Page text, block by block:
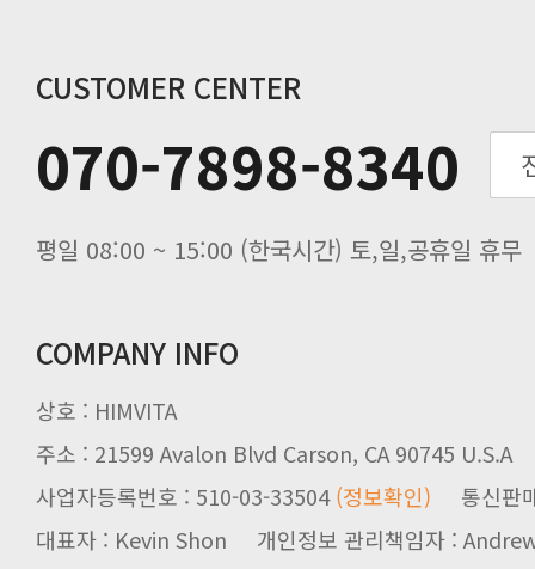
추수감사절 배송안내
추석기간 배송안내
노동절(9월3일) 배송업무 안내
입금 고객님을 찾습니다.
CUSTOMER CENTER
070-7898-8340
평일 08:00 ~ 15:00 (한국시간) 토,일,공휴일 휴무
COMPANY INFO
상호 : HIMVITA
주소 : 21599 Avalon Blvd Carson, CA 90745 U.S.A
사업자등록번호 : 510-03-33504(정보확인) 통신판
대표자 : Kevin Shon 개인정보 관리책임자 :